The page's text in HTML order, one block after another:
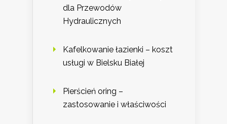
dla Przewodów
Hydraulicznych
Kafelkowanie łazienki – koszt
usługi w Bielsku Białej
Pierścień oring –
zastosowanie i właściwości